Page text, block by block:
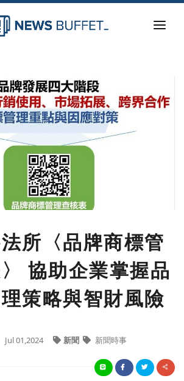
所〈品牌商標管
協助企業掌握品
策略與智財風險
Jul 01,2024 新聞 新聞時事